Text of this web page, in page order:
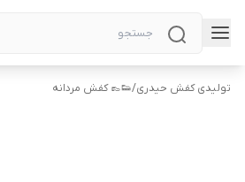
تولیدی کفش حیدری/👟👞 کفش مردانه